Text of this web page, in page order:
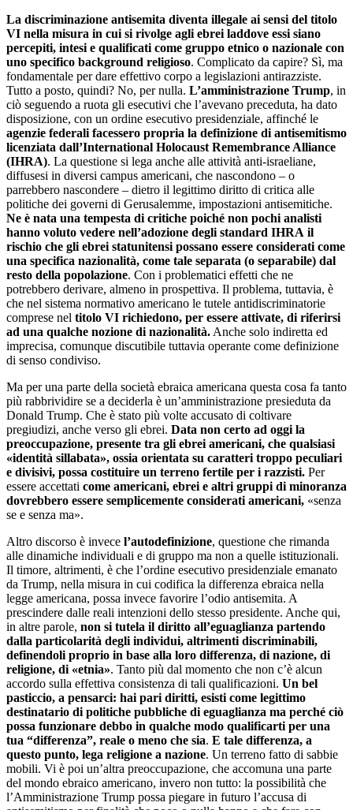
La discriminazione antisemita diventa illegale ai sensi del titolo
VI nella misura in cui si rivolge agli ebrei laddove essi siano
percepiti, intesi e qualificati come gruppo etnico o nazionale con
uno specifico background religioso. Complicato da capire? Sì, ma
fondamentale per dare effettivo corpo a legislazioni antirazziste.
Tutto a posto, quindi? No, per nulla. L’amministrazione Trump, in
ciò seguendo a ruota gli esecutivi che l’avevano preceduta, ha dato
disposizione, con un ordine esecutivo presidenziale, affinché le
agenzie federali facessero propria la definizione di antisemitismo
licenziata dall’International Holocaust Remembrance Alliance
(IHRA). La questione si lega anche alle attività anti-israeliane,
diffusesi in diversi campus americani, che nascondono – o
parrebbero nascondere – dietro il legittimo diritto di critica alle
politiche dei governi di Gerusalemme, impostazioni antisemitiche.
Ne è nata una tempesta di critiche poiché non pochi analisti
hanno voluto vedere nell’adozione degli standard IHRA il
rischio che gli ebrei statunitensi possano essere considerati come
una specifica nazionalità, come tale separata (o separabile) dal
resto della popolazione. Con i problematici effetti che ne
potrebbero derivare, almeno in prospettiva. Il problema, tuttavia, è
che nel sistema normativo americano le tutele antidiscriminatorie
comprese nel titolo VI richiedono, per essere attivate, di riferirsi
ad una qualche nozione di nazionalità. Anche solo indiretta ed
imprecisa, comunque discutibile tuttavia operante come definizione
di senso condiviso.
Ma per una parte della società ebraica americana questa cosa fa tanto
più rabbrividire se a deciderla è un’amministrazione presieduta da
Donald Trump. Che è stato più volte accusato di coltivare
pregiudizi, anche verso gli ebrei. Data non certo ad oggi la
preoccupazione, presente tra gli ebrei americani, che qualsiasi
«identità sillabata», ossia orientata su caratteri troppo peculiari
e divisivi, possa costituire un terreno fertile per i razzisti. Per
essere accettati come americani, ebrei e altri gruppi di minoranza
dovrebbero essere semplicemente considerati americani, «senza
se e senza ma».
Altro discorso è invece l’autodefinizione, questione che rimanda
alle dinamiche individuali e di gruppo ma non a quelle istituzionali.
Il timore, altrimenti, è che l’ordine esecutivo presidenziale emanato
da Trump, nella misura in cui codifica la differenza ebraica nella
legge americana, possa invece favorire l’odio antisemita. A
prescindere dalle reali intenzioni dello stesso presidente. Anche qui,
in altre parole, non si tutela il diritto all’eguaglianza partendo
dalla particolarità degli individui, altrimenti discriminabili,
definendoli proprio in base alla loro differenza, di nazione, di
religione, di «etnia». Tanto più dal momento che non c’è alcun
accordo sulla effettiva consistenza di tali qualificazioni. Un bel
pasticcio, a pensarci: hai pari diritti, esisti come legittimo
destinatario di politiche pubbliche di eguaglianza ma perché ciò
possa funzionare debbo in qualche modo qualificarti per una
tua “differenza”, reale o meno che sia. E tale differenza, a
questo punto, lega religione a nazione. Un terreno fatto di sabbie
mobili. Vi è poi un’altra preoccupazione, che accomuna una parte
del mondo ebraico americano, invero non tutto: la possibilità che
l’Amministrazione Trump possa piegare in futuro l’accusa di